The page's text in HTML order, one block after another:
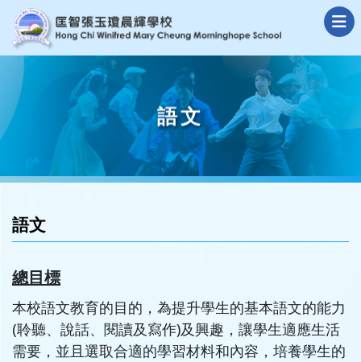
語文
語文
總目標
本校語文教育的目的，為提升學生的基本語文的能力
(聆聽、說話、閱讀及寫作)及興趣，讓學生適應生活
需要，並且選取合適的學習材料和內容，培養學生的